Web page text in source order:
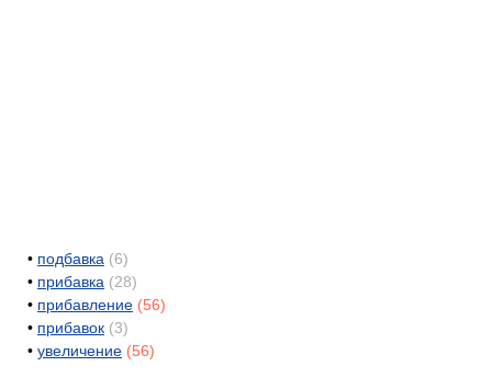
• подбавка (6)
• прибавка (28)
• прибавление (56)
• прибавок (3)
• увеличение (56)